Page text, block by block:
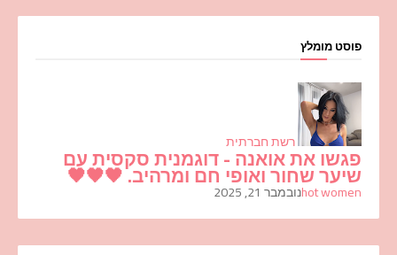
פוסט מומלץ
רשת חברתית
פגשו את אואנה - דוגמנית סקסית עם
שיער שחור ואופי חם ומרהיב. 🖤🖤🖤
hot womenנובמבר 21, 2025